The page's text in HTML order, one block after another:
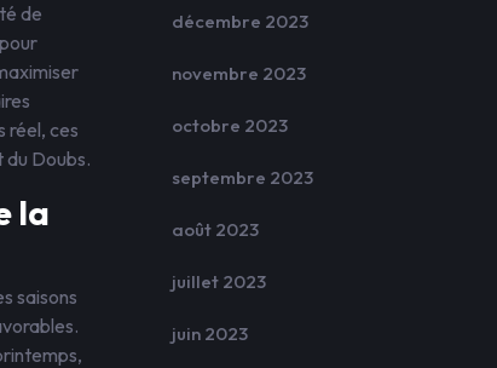
de
réel, ces
Doubs.
la
saisons
décembre 2023
novembre 2023
octobre 2023
septembre 2023
août 2023
juillet 2023
juin 2023